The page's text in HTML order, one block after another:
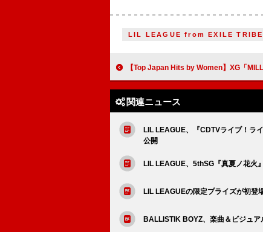
LIL LEAGUE from EXILE TRIBE
【Top Japan Hits by Women】XG「MILLION PLACES」初
関連ニュース
LIL LEAGUE、『CDTVライブ！ラ
公開
LIL LEAGUE、5thSG『真夏ノ花火
LIL LEAGUEの限定プライズが初登
BALLISTIK BOYZ、楽曲＆ビジュ